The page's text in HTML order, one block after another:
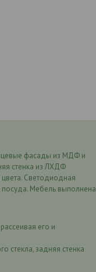
фасады из МДФ и
стенка из ЛХДФ
Светодиодная
посуда. Мебель выполнена
его и
стекла, задняя стенка